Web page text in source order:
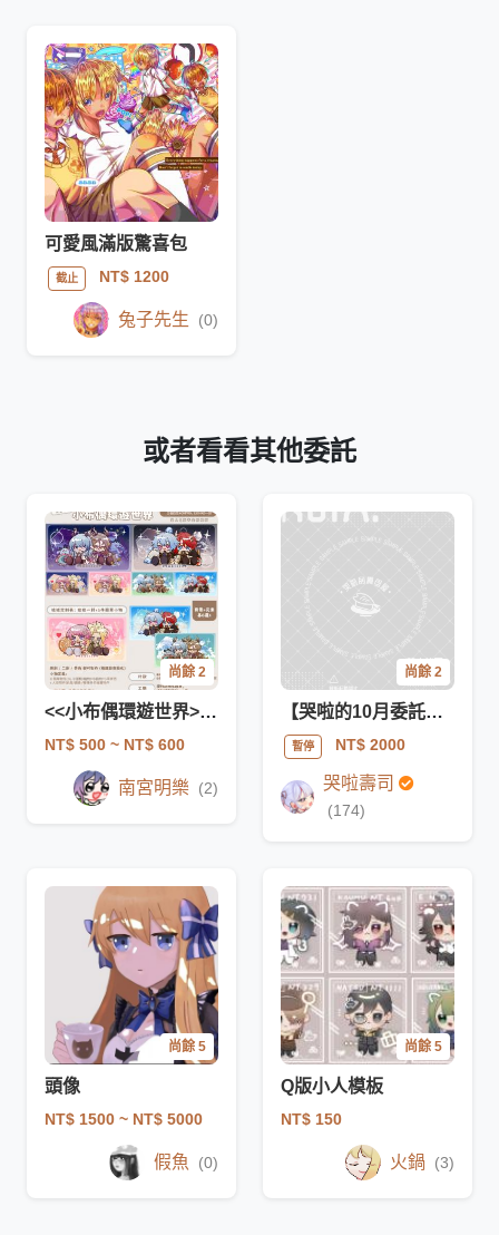
可愛風滿版驚喜包
截止 NT$ 1200
兔子先生 (0)
或者看看其他委託
尚餘 2
<<小布偶環遊世界>>Q版雙人半模版
NT$ 500 ~ NT$ 600
南宮明樂 (2)
尚餘 2
【哭啦的10月委託】立繪+Q版(限女性角色)
暫停 NT$ 2000
哭啦壽司
(174)
尚餘 5
頭像
NT$ 1500 ~ NT$ 5000
假魚 (0)
尚餘 5
Q版小人模板
NT$ 150
火鍋 (3)